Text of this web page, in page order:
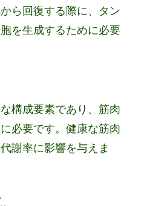
ら回復する際に、タン
を生成するために必要
構成要素であり、筋肉
必要です。健康な筋肉
謝率に影響を与えま